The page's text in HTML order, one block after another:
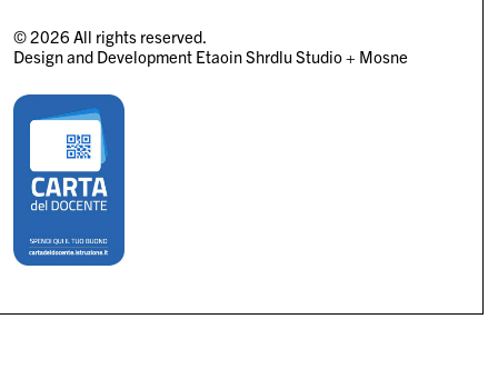
© 2026 All rights reserved.
Design and Development Etaoin Shrdlu Studio+ Mosne